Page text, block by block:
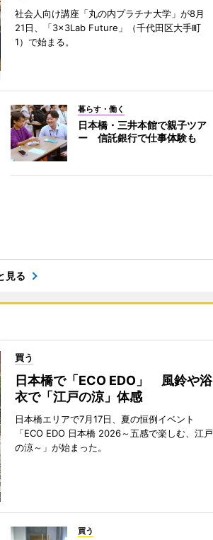
社会人向け講座「丸の内プラチナ大学」が8月
21日、「3×3Lab Future」（千代田区大手町
1）で始まる。
暮らす・働く
日本橋・三井本館で親子ツア
ー 信託銀行で仕事体験も
見る
買う
日本橋で「ECO EDO」 風鈴や浴
衣で「江戸の涼」体感
日本橋エリアで7月17日、夏の恒例イベント
「ECO EDO 日本橋 2026～五感で楽しむ、江戸
の涼～」が始まった。
買う